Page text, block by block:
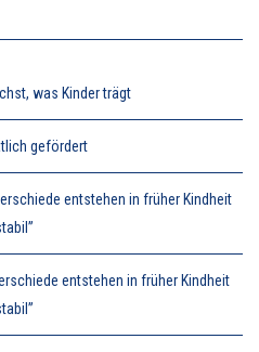
was Kinder trägt
gefördert
entstehen in früher Kindheit
entstehen in früher Kindheit